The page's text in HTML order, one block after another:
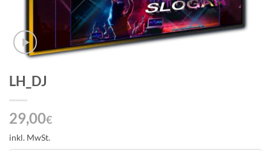
LH_DJ
29,00€
inkl. MwSt.